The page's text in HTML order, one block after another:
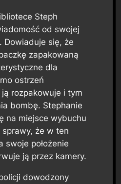
Steph
od swojej
Dowiaduje się, że
zapakowaną
dla
ostrzeń
ją rozpakowuje i tym
bombę. Stephanie
na miejsce wybuchu
że w ten
swoje położenie
ją przez kamery.
dowodzony